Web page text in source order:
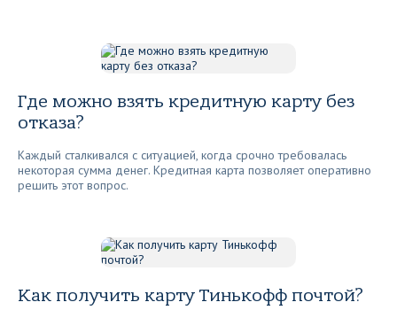
Где можно взять кредитную карту без
отказа?
Каждый сталкивался с ситуацией, когда срочно требовалась
некоторая сумма денег. Кредитная карта позволяет оперативно
решить этот вопрос.
Как получить карту Тинькофф почтой?